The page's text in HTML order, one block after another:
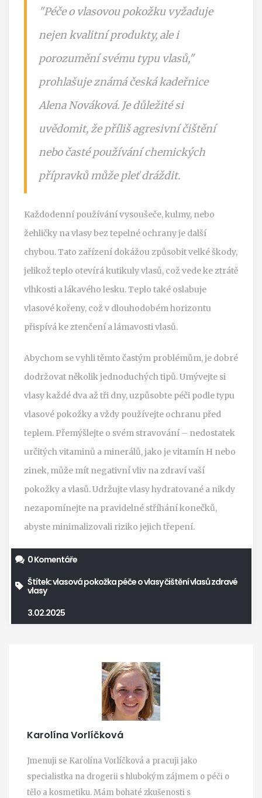
"Péče o vlasovou pokožku vyžaduje
nejen kvalitní produkty, ale i
porozumění svému typu vlasů,"
prohlašuje známá česká kadeřnice
Alena Nováková. Je důležité si
uvědomit, že příliš agresivní čištění
nebo časté používání chemických
přípravků může pleť dráždit.
Každodenní používání vysoušeče, kulmy, nebo
žehličky na vlasy bez tepelné ochrany je další
chybou. Tato zařízení dokážou způsobit velké škody,
jelikož teplo otevírá kutikuly vlasů, což vede ke ztrátě
vlhkosti a lákavého lesku. Teplo také oslabuje
vlasové kořeny, což v dlouhodobém horizontu
přispívá ke ztenčení a lámavosti vlasů.
Abychom se vyhli těmto častým problémům, je dobré
dodržovat několik jednoduchých tipů. Umývejte si
vlasy každé dva až tři dny, uzpůsobte péči podle typu
vlasové pokožky a vždy používejte ochranu před
teplem. Přemýšlejte o svém stravování – nedostatek
určitých vitaminů a minerálů, jako je vitamín H nebo
zinek, může mít negativní vliv na zdraví vaší
pokožky a vlasů. Udržujte vlasy hydratované a nikdy
nezapomínejte na pravidelné stříhání konečků,
abyste minimalizovali riziko jejich třepení.
0 Komentáře
Štítek:vlasová pokožkapéče o vlasyčištění vlasůzdravé
vlasy
3.02.2025
Karolína Vorlíčková
Jmenuji se Karolína Vorlíčková a pracuji jako
specialistka na drogerii s hlubokým zájmem o péči o
tělo a kosmetiku. Mám bohaté zkušenosti s